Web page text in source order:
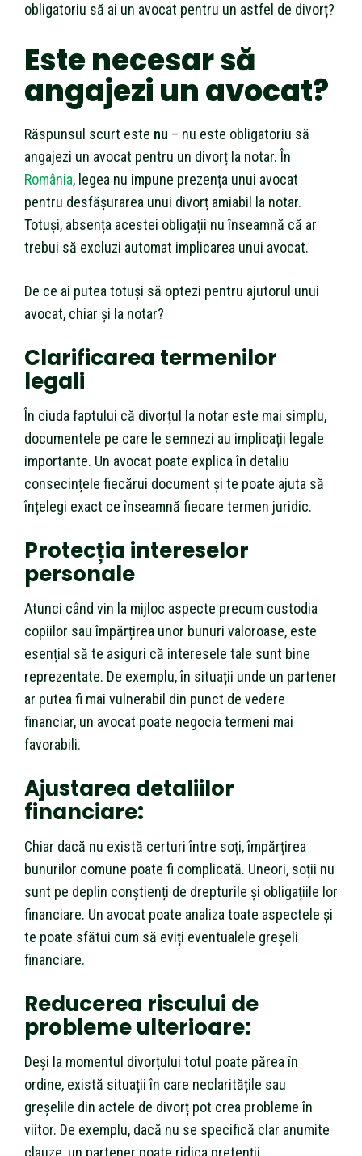
obligatoriu să ai un avocat pentru un astfel de divorț?
Este necesar să
angajezi un avocat?
Răspunsul scurt este nu – nu este obligatoriu să
angajezi un avocat pentru un divorț la notar. În
România, legea nu impune prezența unui avocat
pentru desfășurarea unui divorț amiabil la notar.
Totuși, absența acestei obligații nu înseamnă că ar
trebui să excluzi automat implicarea unui avocat.
De ce ai putea totuși să optezi pentru ajutorul unui
avocat, chiar și la notar?
Clarificarea termenilor
legali
În ciuda faptului că divorțul la notar este mai simplu,
documentele pe care le semnezi au implicații legale
importante. Un avocat poate explica în detaliu
consecințele fiecărui document și te poate ajuta să
înțelegi exact ce înseamnă fiecare termen juridic.
Protecția intereselor
personale
Atunci când vin la mijloc aspecte precum custodia
copiilor sau împărțirea unor bunuri valoroase, este
esențial să te asiguri că interesele tale sunt bine
reprezentate. De exemplu, în situații unde un partener
ar putea fi mai vulnerabil din punct de vedere
financiar, un avocat poate negocia termeni mai
favorabili.
Ajustarea detaliilor
financiare:
Chiar dacă nu există certuri între soți, împărțirea
bunurilor comune poate fi complicată. Uneori, soții nu
sunt pe deplin conștienți de drepturile și obligațiile lor
financiare. Un avocat poate analiza toate aspectele și
te poate sfătui cum să eviți eventualele greșeli
financiare.
Reducerea riscului de
probleme ulterioare:
Deși la momentul divorțului totul poate părea în
ordine, există situații în care neclaritățile sau
greșelile din actele de divorț pot crea probleme în
viitor. De exemplu, dacă nu se specifică clar anumite
clauze, un partener poate ridica pretenții